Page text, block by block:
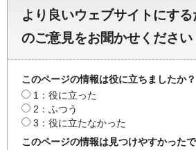
より良いウェブサイトにする
のご意見をお聞かせください
このページの情報は役に立ちましたか？
1：役に立った
2：ふつう
3：役に立たなかった
このページの情報は見つけやすかった